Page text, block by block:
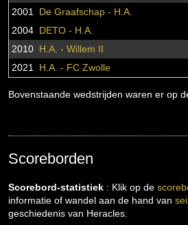
2001 De Graafschap - H.A.
2004 DETO - H.A.
2010 H.A. - Willem II
2021 H.A. - FC Zwolle
Bovenstaande wedstrijden waren er op
Scoreborden
Scorebord-statistiek : Klik op de
informatie of wandel aan de hand van
geschiedenis van Heracles.